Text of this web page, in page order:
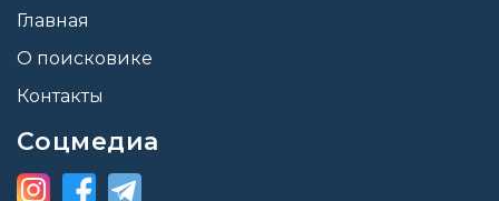
Главная
О поисковике
Контакты
Соцмедиа